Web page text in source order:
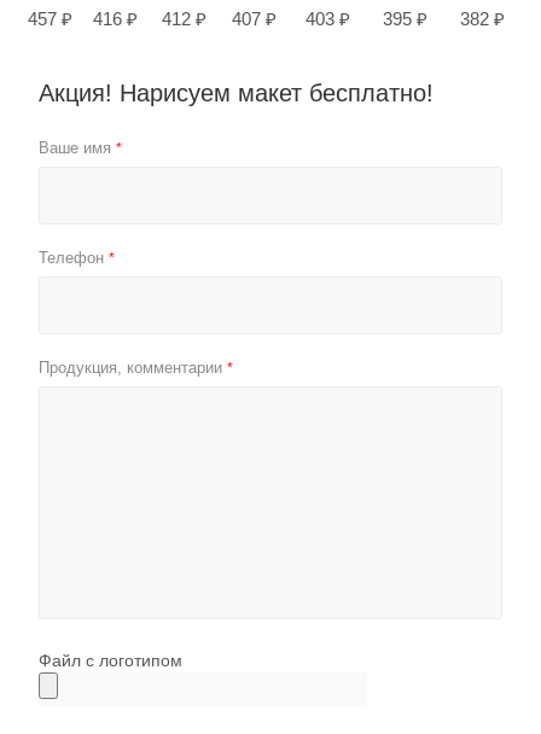
457 ₽
416 ₽
412 ₽
407 ₽
403 ₽
395 ₽
382 ₽
Акция! Нарисуем макет бесплатно!
Ваше имя *
Телефон *
Продукция, комментарии *
Файл с логотипом